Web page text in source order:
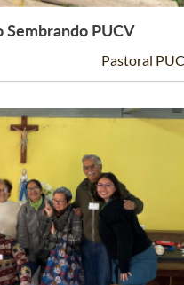
Leer Más +
PUCV
Pastoral